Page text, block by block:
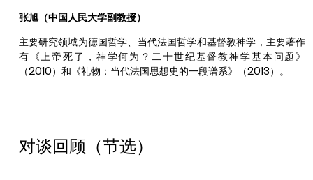
张旭（中国人民大学副教授）
主要研究领域为德国哲学、当代法国哲学和基督教神学，主要著作
有《上帝死了，神学何为？二十世纪基督教神学基本问题》
（2010）和《礼物：当代法国思想史的一段谱系》（2013）。
对谈回顾（节选）